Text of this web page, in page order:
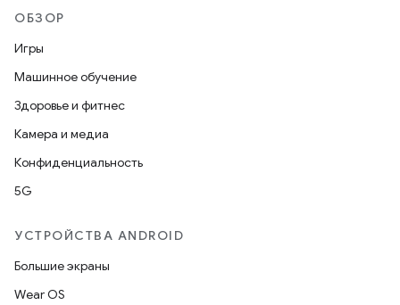
ОБЗОР
Игры
Машинное обучение
Здоровье и фитнес
Камера и медиа
Конфиденциальность
5G
УСТРОЙСТВА ANDROID
Большие экраны
Wear OS